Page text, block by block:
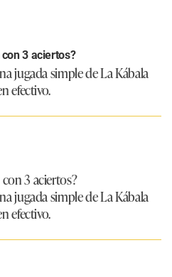
3 aciertos?
jugada simple de La Kábala
efectivo.
3 aciertos?
jugada simple de La Kábala
efectivo.